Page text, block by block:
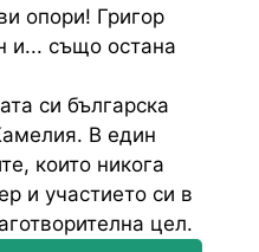
опори! Григор
и... също остана
си българска
В един
които никога
и участието си в
цел.